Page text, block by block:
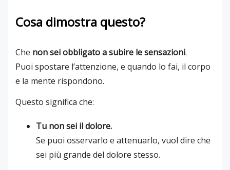
Cosa dimostra questo?
Che non sei obbligato a subire le sensazioni.
Puoi spostare l’attenzione, e quando lo fai, il corpo
e la mente rispondono.
Questo significa che:
Tu non sei il dolore.
Se puoi osservarlo e attenuarlo, vuol dire che
sei più grande del dolore stesso.